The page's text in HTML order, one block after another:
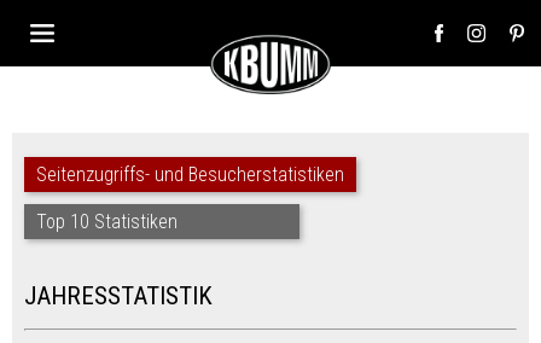
Seitenzugriffs- und Besucherstatistiken
Top 10 Statistiken
JAHRESSTATISTIK